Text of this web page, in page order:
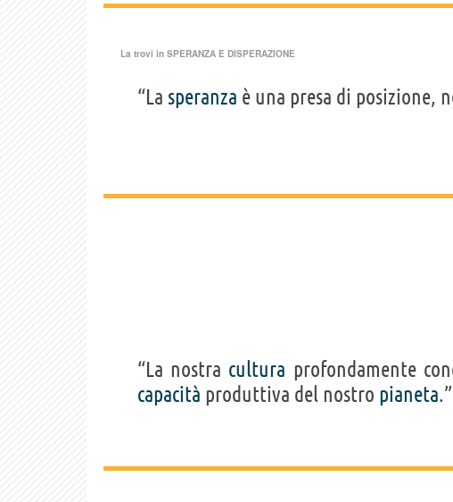
La trovi in SPERANZA E DISPERAZIONE
“La speranza è una presa di posizione,
“La nostra cultura profondamente
capacità produttiva del nostro pianeta.”